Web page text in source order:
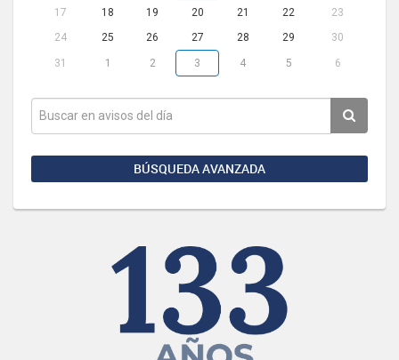
17
18 19 20 21 22
23
24
25 26 27 28 29 30
31 1 2 3 4 5 6
BÚSQUEDA AVANZADA